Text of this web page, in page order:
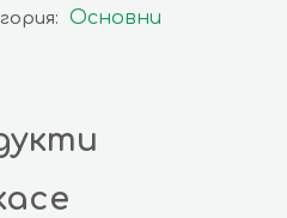
Основни